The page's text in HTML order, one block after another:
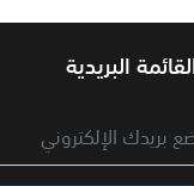
البريدية